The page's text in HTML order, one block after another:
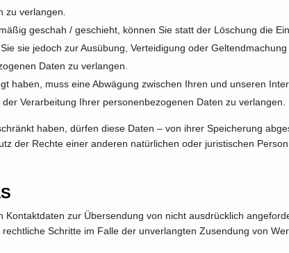
zu verlangen.
geschah / geschieht, können Sie statt der Löschung die
sie jedoch zur Ausübung, Verteidigung oder
Daten zu verlangen.
haben, muss eine Abwägung zwischen Ihren und unseren
Verarbeitung Ihrer personenbezogenen Daten zu verlangen.
haben, dürfen diese Daten – von ihrer Speicherung
der Rechte einer anderen natürlichen oder juristischen
zur Übersendung von nicht ausdrücklich
Schritte im Falle der unverlangten Zusendung von